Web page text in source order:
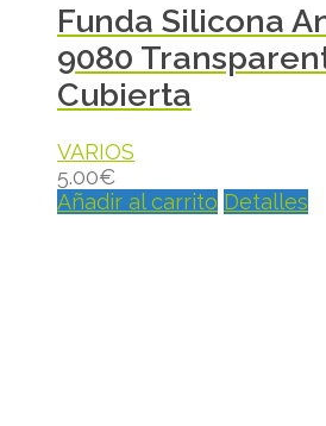
Funda Silicona
9080
Cubierta
VARIOS
5.00€
Añadir al carrito Detalles